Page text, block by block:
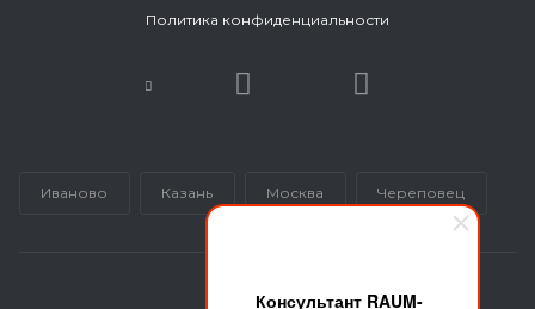
Консультант RAUM-
Политика конфиденциальности
Иваново Казань Москва Череповец